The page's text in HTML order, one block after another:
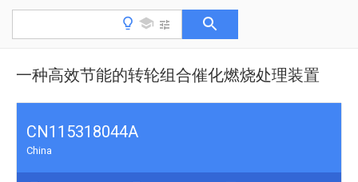
一种高效节能的转轮组合催化燃烧处理装置
CN115318044A
China